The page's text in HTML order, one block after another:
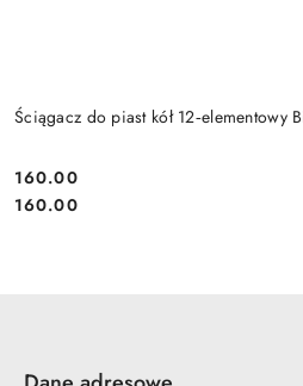
Ściągacz do piast kół 12‑elementowy
Cena:
160.00
Cena:
160.00